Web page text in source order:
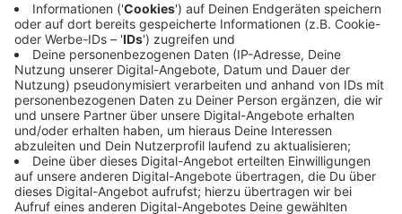
Siegen.
Anzeige
Gesundheitliche Beschwerden
Anzeige
Sechs Kinder aus Wilnsdorf sind im Anschluss